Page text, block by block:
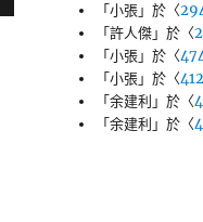
「小張」於〈
「許人傑」於〈
「小張」於〈
「小張」於〈
「余建利 」於〈
「余建利 」於〈